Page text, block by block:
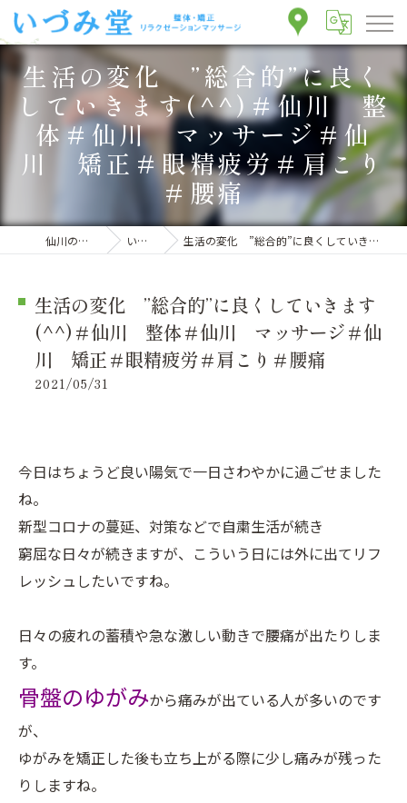
生活の変化 ”総合的”に良く
していきます(^^)＃仙川 整
体＃仙川 マッサージ＃仙
川 矯正＃眼精疲労＃肩こり
＃腰痛
仙川の整体ならいづみ堂整体院 いづみ堂のブログ 生活の変化 ”総合的”に良くしていきます(^^)＃仙川 整体＃仙川 マッサージ＃仙川 矯正＃眼精疲労＃肩こり＃腰痛
生活の変化 ”総合的”に良くしていきます
(^^)＃仙川 整体＃仙川 マッサージ＃仙
川 矯正＃眼精疲労＃肩こり＃腰痛
2021/05/31
今日はちょうど良い陽気で一日さわやかに過ごせました
ね。
新型コロナの蔓延、対策などで自粛生活が続き
窮屈な日々が続きますが、こういう日には外に出てリフ
レッシュしたいですね。
日々の疲れの蓄積や急な激しい動きで腰痛が出たりしま
す。
骨盤のゆがみから痛みが出ている人が多いのです
が、
ゆがみを矯正した後も立ち上がる際に少し痛みが残った
りしますね。